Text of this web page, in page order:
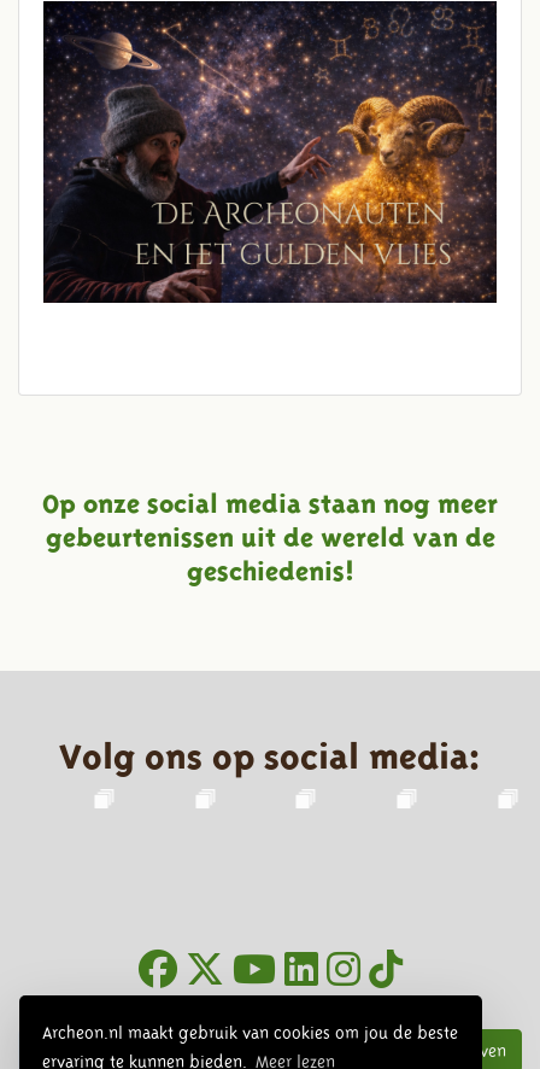
Archeon.nl maakt gebruik van cookies om jou de beste
ervaring te kunnen bieden.
Meer lezen
Op onze social media staan nog meer
gebeurtenissen uit de wereld van de
geschiedenis!
Volg ons op social media:
Inschrijven